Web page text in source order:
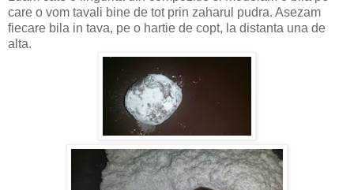
care o vom tavali bine de tot prin zaharul pudra. Asezam
fiecare bila in tava, pe o hartie de copt, la distanta una de
alta.